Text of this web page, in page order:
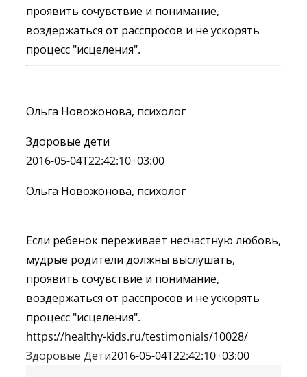
проявить сочувствие и понимание,
воздержаться от расспросов и не ускорять
процесс "исцеления".
Ольга Новожонова, психолог
Здоровые дети
2016-05-04T22:42:10+03:00
Ольга Новожонова, психолог
Если ребенок переживает несчастную любовь,
мудрые родители должны выслушать,
проявить сочувствие и понимание,
воздержаться от расспросов и не ускорять
процесс "исцеления".
https://healthy-kids.ru/testimonials/10028/
Здоровые Дети2016-05-04T22:42:10+03:00